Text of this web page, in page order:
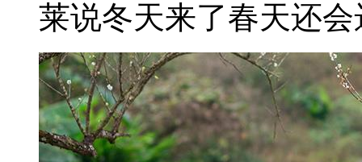
莱说冬天来了春天还